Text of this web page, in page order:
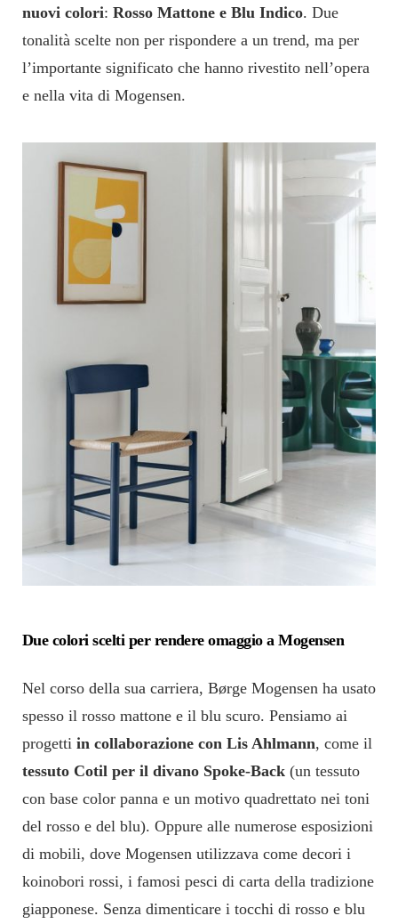
nuovi colori: Rosso Mattone e Blu Indico. Due
tonalità scelte non per rispondere a un trend, ma per
l’importante significato che hanno rivestito nell’opera
e nella vita di Mogensen.
Due colori scelti per rendere omaggio a Mogensen
Nel corso della sua carriera, Børge Mogensen ha usato
spesso il rosso mattone e il blu scuro. Pensiamo ai
progetti in collaborazione con Lis Ahlmann, come il
tessuto Cotil per il divano Spoke-Back (un tessuto
con base color panna e un motivo quadrettato nei toni
del rosso e del blu). Oppure alle numerose esposizioni
di mobili, dove Mogensen utilizzava come decori i
koinobori rossi, i famosi pesci di carta della tradizione
giapponese. Senza dimenticare i tocchi di rosso e blu